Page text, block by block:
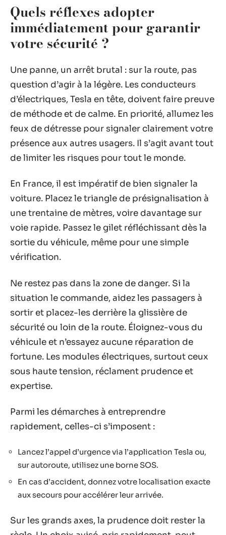
Quels réflexes adopter
immédiatement pour garantir
votre sécurité ?
Une panne, un arrêt brutal : sur la route, pas
question d’agir à la légère. Les conducteurs
d’électriques, Tesla en tête, doivent faire preuve
de méthode et de calme. En priorité, allumez les
feux de détresse pour signaler clairement votre
présence aux autres usagers. Il s’agit avant tout
de limiter les risques pour tout le monde.
En France, il est impératif de bien signaler la
voiture. Placez le triangle de présignalisation à
une trentaine de mètres, voire davantage sur
voie rapide. Passez le gilet réfléchissant dès la
sortie du véhicule, même pour une simple
vérification.
Ne restez pas dans la zone de danger. Si la
situation le commande, aidez les passagers à
sortir et placez-les derrière la glissière de
sécurité ou loin de la route. Éloignez-vous du
véhicule et n’essayez aucune réparation de
fortune. Les modules électriques, surtout ceux
sous haute tension, réclament prudence et
expertise.
Parmi les démarches à entreprendre
rapidement, celles-ci s’imposent :
Lancez l’appel d’urgence via l’application Tesla ou,
sur autoroute, utilisez une borne SOS.
En cas d’accident, donnez votre localisation exacte
aux secours pour accélérer leur arrivée.
Sur les grands axes, la prudence doit rester la